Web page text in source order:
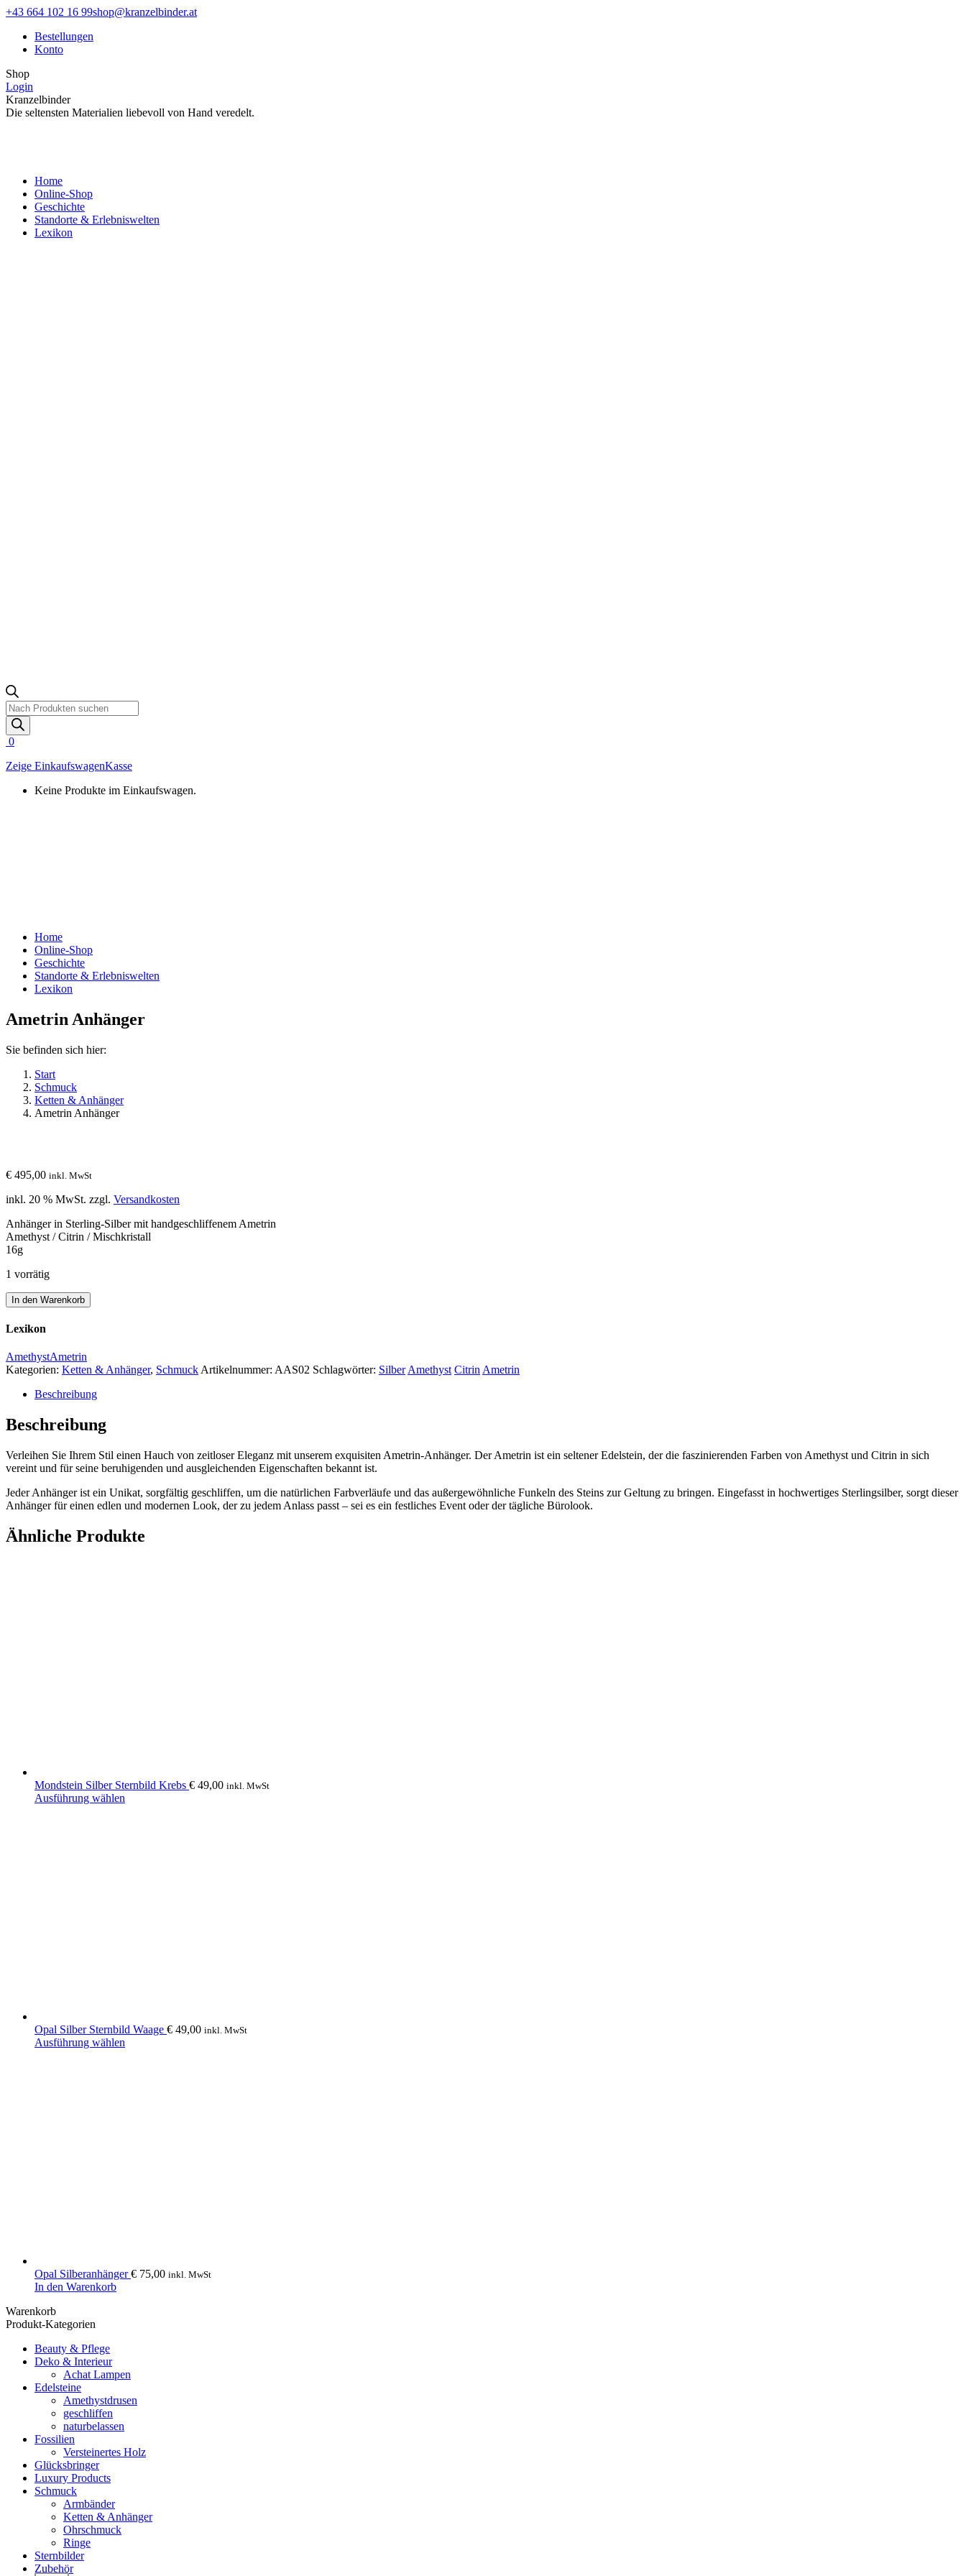
Zum
springen
Facebook
opens
window
Instagram
opens
window
+43 664 102 16 99shop@kranzelbinder.at
Bestellungen
Konto
Shop
Login
Kranzelbinder
Die seltensten Materialien liebevoll von Hand veredelt.
Home
Online-Shop
Geschichte
Standorte & Erlebniswelten
Lexikon
Products
search
0
Zeige EinkaufswagenKasse
Keine Produkte im Einkaufswagen.
Home
Online-Shop
Geschichte
Standorte & Erlebniswelten
Lexikon
Ametrin Anhänger
Sie befinden sich hier:
Start
Schmuck
Ketten & Anhänger
Ametrin Anhänger
€ 495,00 inkl. MwSt
inkl. 20 % MwSt. zzgl. Versandkosten
Anhänger in Sterling-Silber mit handgeschliffenem Ametrin
Amethyst / Citrin / Mischkristall
16g
1 vorrätig
Ametrin
Anhänger
Menge
In den Warenkorb
Lexikon
AmethystAmetrin
Kategorien: Ketten & Anhänger, Schmuck Artikelnummer: AAS02 Schlagwörter: Silber Amethyst Citrin Ametrin
Beschreibung
Beschreibung
Verleihen Sie Ihrem Stil einen Hauch von zeitloser Eleganz mit unserem exquisiten Ametrin-Anhänger. Der Ametrin ist ein seltener Edelstein, der die faszinierenden Farben von Amethyst und Citrin in sich
vereint und für seine beruhigenden und ausgleichenden Eigenschaften bekannt ist.
Jeder Anhänger ist ein Unikat, sorgfältig geschliffen, um die natürlichen Farbverläufe und das außergewöhnliche Funkeln des Steins zur Geltung zu bringen. Eingefasst in hochwertiges Sterlingsilber, sorgt dieser
Anhänger für einen edlen und modernen Look, der zu jedem Anlass passt – sei es ein festliches Event oder der tägliche Bürolook.
Ähnliche Produkte
Mondstein Silber Sternbild Krebs € 49,00 inkl. MwSt
Ausführung wählen
Opal Silber Sternbild Waage € 49,00 inkl. MwSt
Ausführung wählen
Opal Silberanhänger€ 75,00 inkl. MwSt
In den Warenkorb
Warenkorb
Produkt-Kategorien
Beauty & Pflege
Deko & Interieur
Achat Lampen
Edelsteine
Amethystdrusen
geschliffen
naturbelassen
Fossilien
Versteinertes Holz
Glücksbringer
Luxury Products
Schmuck
Armbänder
Ketten & Anhänger
Ohrschmuck
Ringe
Sternbilder
Zubehör